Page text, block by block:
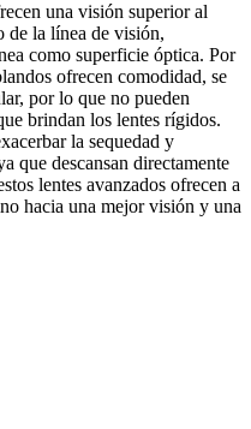
una visión superior al
de la línea de visión,
como superficie óptica. Por
ofrecen comodidad, se
por lo que no pueden
brindan los lentes rígidos.
la sequedad y
que descansan directamente
lentes avanzados ofrecen a
hacia una mejor visión y una